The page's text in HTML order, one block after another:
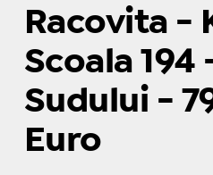
Racovita -
Scoala 194
Sudului -
Euro